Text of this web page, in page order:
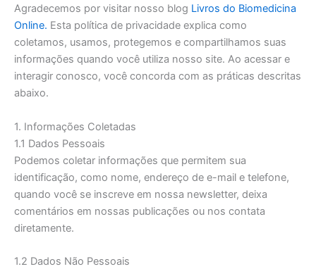
Agradecemos por visitar nosso blog Livros do Biomedicina
Online. Esta política de privacidade explica como
coletamos, usamos, protegemos e compartilhamos suas
informações quando você utiliza nosso site. Ao acessar e
interagir conosco, você concorda com as práticas descritas
abaixo.
1. Informações Coletadas
1.1 Dados Pessoais
Podemos coletar informações que permitem sua
identificação, como nome, endereço de e-mail e telefone,
quando você se inscreve em nossa newsletter, deixa
comentários em nossas publicações ou nos contata
diretamente.
1.2 Dados Não Pessoais